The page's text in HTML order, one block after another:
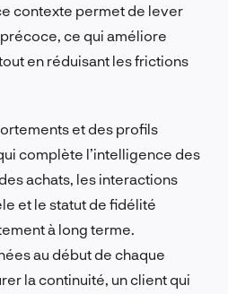
contexte permet de lever
ce qui améliore
en réduisant les frictions
et des profils
complète l’intelligence des
achats, les interactions
et le statut de fidélité
à long terme.
au début de chaque
la continuité, un client qui